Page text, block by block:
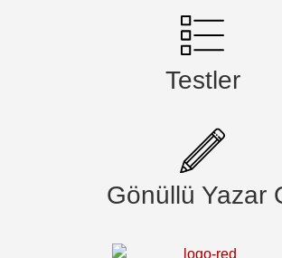
Testler
Gönüllü Yazar